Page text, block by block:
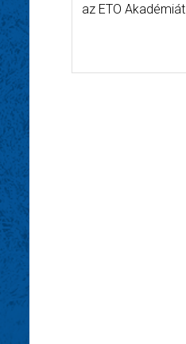
az ETO Akadémiát.